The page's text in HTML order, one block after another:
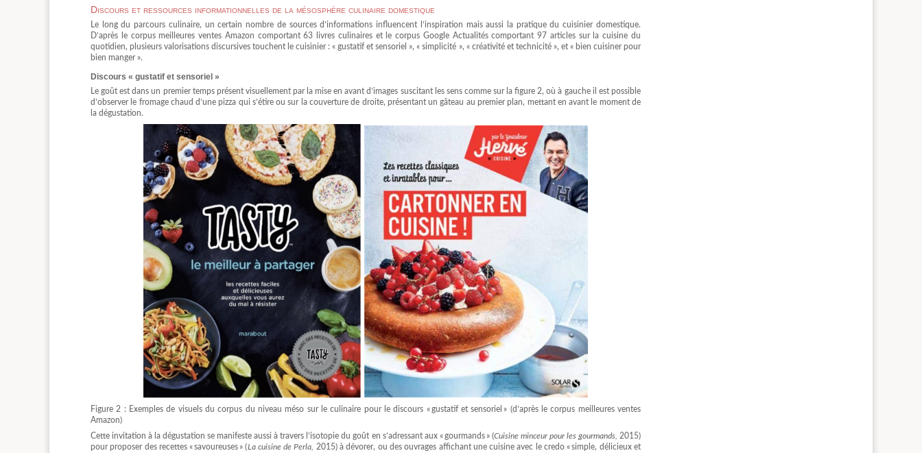
Discours et ressources informationnelles de la mésosphère culinaire domestique
Le long du parcours culinaire, un certain nombre de sources d’informations influencent l’inspiration mais aussi la pratique du cuisinier domestique.
D’après le corpus meilleures ventes Amazon comportant 63 livres culinaires et le corpus Google Actualités comportant 97 articles sur la cuisine du
quotidien, plusieurs valorisations discursives touchent le cuisinier : « gustatif et sensoriel », « simplicité », « créativité et technicité », et « bien cuisiner pour
bien manger ».
Discours « gustatif et sensoriel »
Le goût est dans un premier temps présent visuellement par la mise en avant d’images suscitant les sens comme sur la figure 2, où à gauche il est possible
d’observer le fromage chaud d’une pizza qui s’étire ou sur la couverture de droite, présentant un gâteau au premier plan, mettant en avant le moment de
la dégustation.
Figure 2 : Exemples de visuels du corpus du niveau méso sur le culinaire pour le discours « gustatif et sensoriel » (d’après le corpus meilleures ventes
Amazon)
Cette invitation à la dégustation se manifeste aussi à travers l’isotopie du goût en s’adressant aux « gourmands » (Cuisine minceur pour les gourmands, 2015)
pour proposer des recettes « savoureuses » (La cuisine de Perla, 2015) à dévorer, ou des ouvrages affichant une cuisine avec le credo « simple, délicieux et